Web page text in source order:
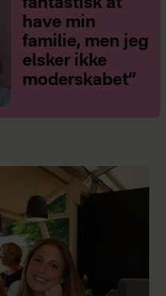
fantastisk at
have min
familie, men jeg
elsker ikke
moderskabet”